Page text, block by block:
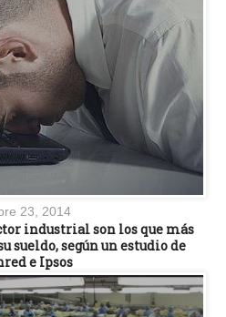
23, 2014
industrial son los que más
sueldo, según un estudio de
e Ipsos